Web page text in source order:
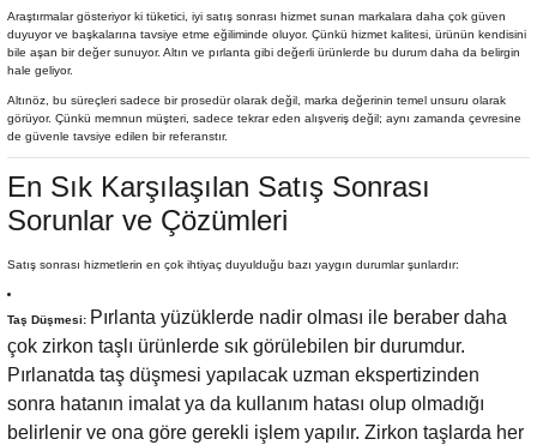
Araştırmalar gösteriyor ki tüketici, iyi satış sonrası hizmet sunan markalara daha çok güven
duyuyor ve başkalarına tavsiye etme eğiliminde oluyor. Çünkü hizmet kalitesi, ürünün kendisini
bile aşan bir değer sunuyor. Altın ve pırlanta gibi değerli ürünlerde bu durum daha da belirgin
hale geliyor.
Altınöz, bu süreçleri sadece bir prosedür olarak değil, marka değerinin temel unsuru olarak
görüyor. Çünkü memnun müşteri, sadece tekrar eden alışveriş değil; aynı zamanda çevresine
de güvenle tavsiye edilen bir referanstır.
En Sık Karşılaşılan Satış Sonrası
Sorunlar ve Çözümleri
Satış sonrası hizmetlerin en çok ihtiyaç duyulduğu bazı yaygın durumlar şunlardır:
Taş Düşmesi: Pırlanta yüzüklerde nadir olması ile beraber daha
çok zirkon taşlı ürünlerde sık görülebilen bir durumdur.
Pırlanatda taş düşmesi yapılacak uzman ekspertizinden
sonra hatanın imalat ya da kullanım hatası olup olmadığı
belirlenir ve ona göre gerekli işlem yapılır. Zirkon taşlarda her